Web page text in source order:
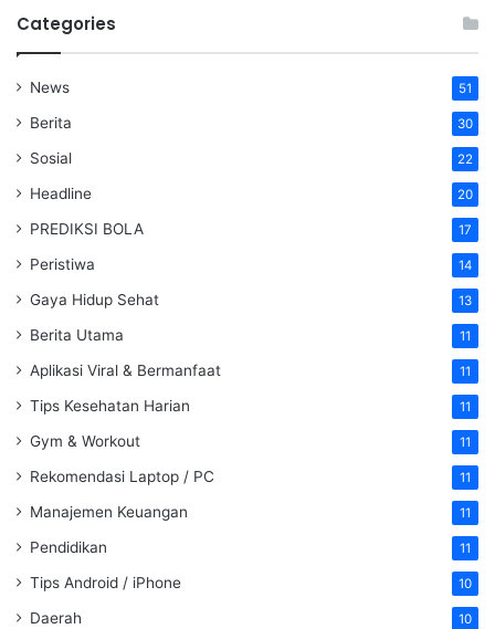
Categories
News 51
Berita 30
Sosial 22
Headline 20
PREDIKSI BOLA 17
Peristiwa 14
Gaya Hidup Sehat 13
Berita Utama 11
Aplikasi Viral & Bermanfaat 11
Tips Kesehatan Harian 11
Gym & Workout 11
Rekomendasi Laptop / PC 11
Manajemen Keuangan 11
Pendidikan 11
Tips Android / iPhone 10
Daerah 10